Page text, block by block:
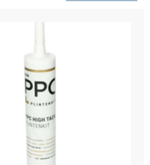
de dagen dat we in uw regio rijden zoals
het tijdstip van levering en wordt u daarnaast
van tevoren door de chauffeur gebeld.
maar heeft u geen mogelijkheid om
Ook dit is geen probleem! Geef in het
waar u de plinten neergelegd wilt hebben en
Het is ook mogelijk om van maandag tot en
plinten af te halen op één van onze externe
Den Haag, Groningen, Eindhoven,
Duurstede. Ideaal als u vandaag nog uw
Neem dan wel even contact met ons op